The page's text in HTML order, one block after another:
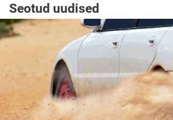
Seotud uudised